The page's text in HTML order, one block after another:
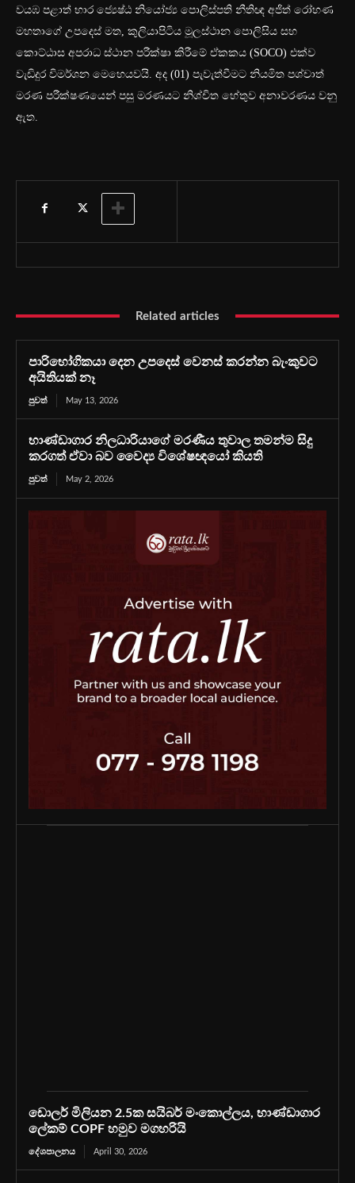
වයඹ පළාත් භාර ජ්‍යෙෂ්ඨ නියෝජ්‍ය පොලිස්පති නීතිඥ අජිත් රෝහණ
මහතාගේ උපදෙස් මත, කුලියාපිටිය මූලස්ථාන පොලිසිය සහ
කොට්ඨාස අපරාධ ස්ථාන පරීක්ෂා කිරීමේ ඒකකය (SOCO) එක්ව
වැඩිදුර විමර්ශන මෙහෙයවයි. අද (01) පැවැත්වීමට නියමිත පශ්චාත්
මරණ පරීක්ෂණයෙන් පසු මරණයට නිශ්චිත හේතුව අනාවරණය වනු
ඇත.
Related articles
පාරිභෝගිකයා දෙන උපදෙස් වෙනස් කරන්න බැංකුවට
අයිතියක් නෑ
පුවත් May 13, 2026
භාණ්ඩාගාර නිලධාරියාගේ මරණීය තුවාල තමන්ම සිදු
කරගත් ඒවා බව වෛද්‍ය විශේෂඥයෝ කියති
පුවත් May 2, 2026
ඩොලර් මිලියන 2.5ක සයිබර් මංකොල්ලය, භාණ්ඩාගාර
ලේකම් COPF හමුව මගහරියි
දේශපාලනය April 30, 2026